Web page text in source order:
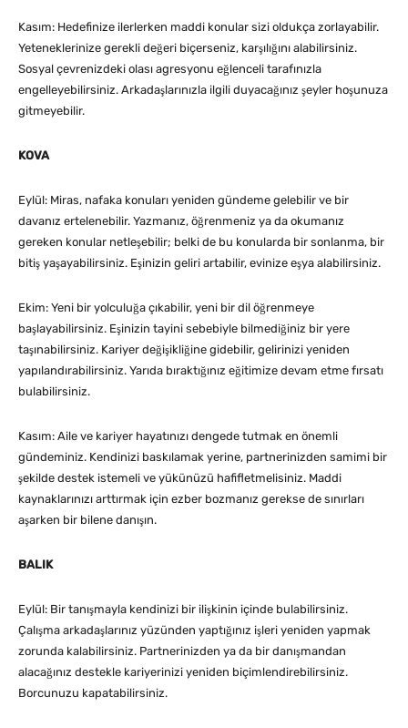
Kasım: Hedefinize ilerlerken maddi konular sizi oldukça zorlayabilir.
Yeteneklerinize gerekli değeri biçerseniz, karşılığını alabilirsiniz.
Sosyal çevrenizdeki olası agresyonu eğlenceli tarafınızla
engelleyebilirsiniz. Arkadaşlarınızla ilgili duyacağınız şeyler hoşunuza
gitmeyebilir.
KOVA
Eylül: Miras, nafaka konuları yeniden gündeme gelebilir ve bir
davanız ertelenebilir. Yazmanız, öğrenmeniz ya da okumanız
gereken konular netleşebilir; belki de bu konularda bir sonlanma, bir
bitiş yaşayabilirsiniz. Eşinizin geliri artabilir, evinize eşya alabilirsiniz.
Ekim: Yeni bir yolculuğa çıkabilir, yeni bir dil öğrenmeye
başlayabilirsiniz. Eşinizin tayini sebebiyle bilmediğiniz bir yere
taşınabilirsiniz. Kariyer değişikliğine gidebilir, gelirinizi yeniden
yapılandırabilirsiniz. Yarıda bıraktığınız eğitimize devam etme fırsatı
bulabilirsiniz.
Kasım: Aile ve kariyer hayatınızı dengede tutmak en önemli
gündeminiz. Kendinizi baskılamak yerine, partnerinizden samimi bir
şekilde destek istemeli ve yükünüzü hafifletmelisiniz. Maddi
kaynaklarınızı arttırmak için ezber bozmanız gerekse de sınırları
aşarken bir bilene danışın.
BALIK
Eylül: Bir tanışmayla kendinizi bir ilişkinin içinde bulabilirsiniz.
Çalışma arkadaşlarınız yüzünden yaptığınız işleri yeniden yapmak
zorunda kalabilirsiniz. Partnerinizden ya da bir danışmandan
alacağınız destekle kariyerinizi yeniden biçimlendirebilirsiniz.
Borcunuzu kapatabilirsiniz.